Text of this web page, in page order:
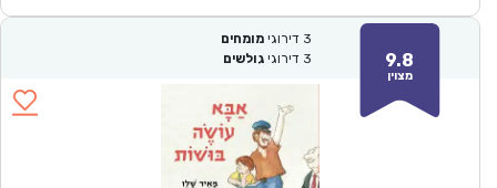
9.8
מצוין
3 דירוגי מומחים
3 דירוגי גולשים